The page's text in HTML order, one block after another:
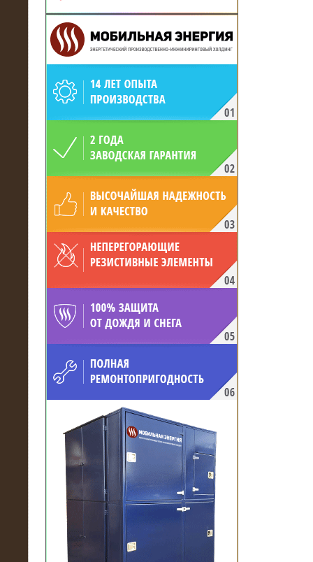
произведён высоковольтный
нагрузочный комплекс 24 МВт с
напряжением 6/10 кВ
15.04.2017
Нагрузочный комплекс 16 МВт с
21.03.2017
Комплектная трансформаторная
подстанция 6 МВА (морское
исполнение, IP56)